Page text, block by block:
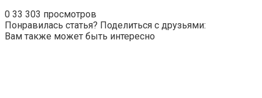
0 33 303 просмотров
Понравилась статья? Поделиться с друзьями:
Вам также может быть интересно